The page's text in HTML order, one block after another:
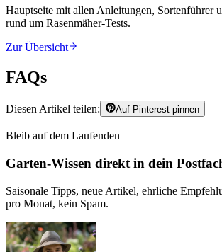
Hauptseite mit allen Anleitungen, Sortenführer
rund um Rasenmäher-Tests.
Zur Übersicht
FAQs
Diesen Artikel teilen: Auf Pinterest pinnen
Bleib auf dem Laufenden
Garten-Wissen direkt in dein
Saisonale Tipps, neue Artikel, ehrliche
pro Monat, kein Spam.